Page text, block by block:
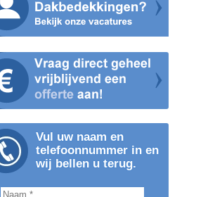
Vul uw naam en
telefoonnummer in en
wij bellen u terug.